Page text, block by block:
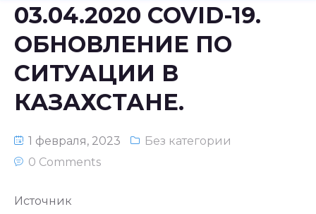
03.04.2020 COVID-19.
ОБНОВЛЕНИЕ ПО
СИТУАЦИИ В
КАЗАХСТАНЕ.
1 февраля, 2023
Без категории
0 Comments
Источник